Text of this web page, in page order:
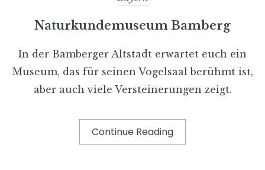
Naturkundemuseum Bamberg
In der Bamberger Altstadt erwartet euch ein
Museum, das für seinen Vogelsaal berühmt ist,
aber auch viele Versteinerungen zeigt.
Continue Reading